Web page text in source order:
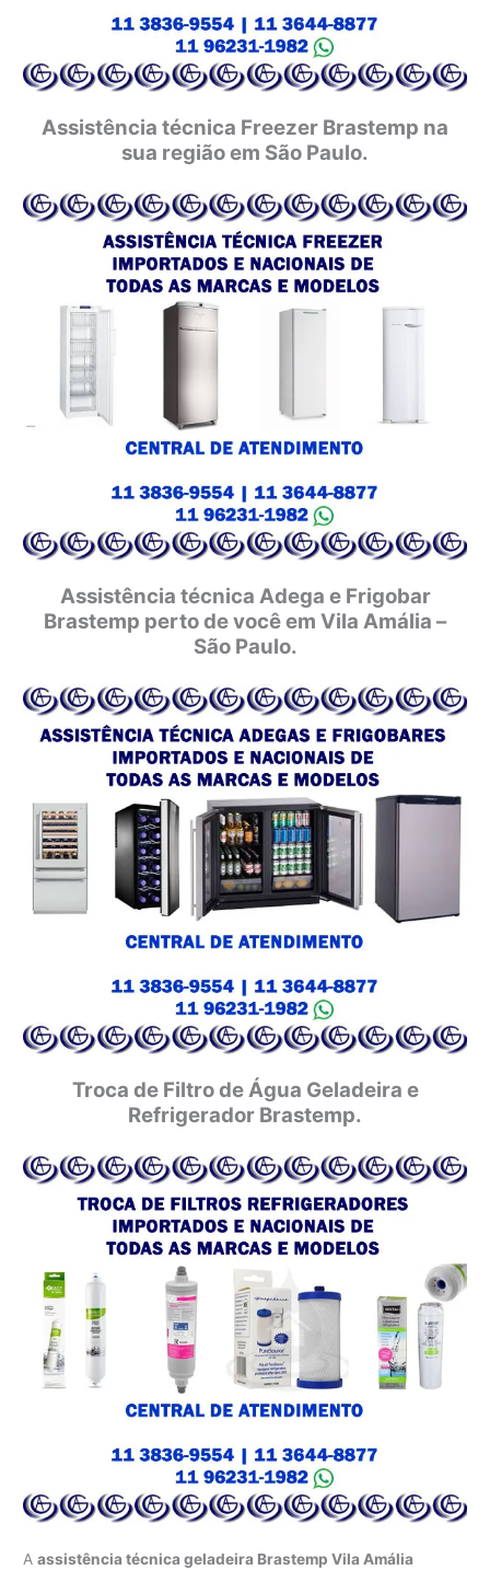
Assistência técnica Freezer Brastemp na
sua região em São Paulo.
Assistência técnica Adega e Frigobar
Brastemp perto de você em Vila Amália –
São Paulo.
Troca de Filtro de Água Geladeira e
Refrigerador Brastemp.
Aassistência técnica geladeira Brastemp Vila Amália